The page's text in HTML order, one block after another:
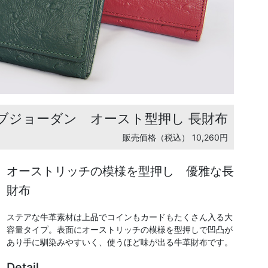
ジョーダン オースト型押し 長財布
販売価格（税込） 10,260円
オーストリッチの模様を型押し 優雅な長
財布
ステアな牛革素材は上品でコインもカードもたくさん入る大
容量タイプ。表面にオーストリッチの模様を型押しで凹凸が
あり手に馴染みやすいく、使うほど味が出る牛革財布です。